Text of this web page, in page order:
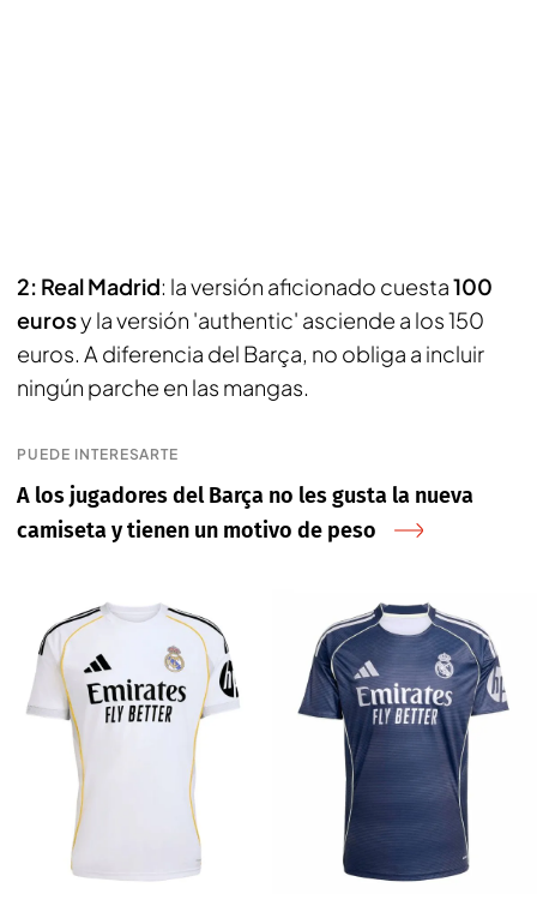
2: Real Madrid: la versión aficionado cuesta100
eurosy la versión 'authentic' asciende a los 150
euros. A diferencia del Barça, no obliga a incluir
ningún parche en las mangas.
PUEDE INTERESARTE
A los jugadores del Barça no les gusta la nueva
camiseta y tienen un motivo de peso